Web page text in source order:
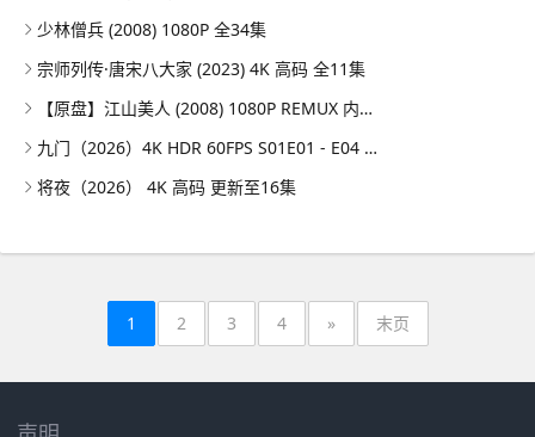
少林僧兵 (2008) 1080P 全34集
宗师列传·唐宋八大家 (2023) 4K 高码 全11集
【原盘】江山美人 (2008) 1080P REMUX 内封简繁特效字幕
九门（2026）4K HDR 60FPS S01E01 - E04 DTS音轨 HiveWeb
将夜（2026） 4K 高码 更新至16集
1 2 3 4 » 末页